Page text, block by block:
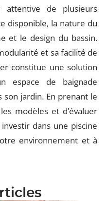
attentive de plusieurs
disponible, la nature du
et le design du bassin.
et sa facilité de
constitue une solution
espace de baignade
jardin. En prenant le
modèles et d’évaluer
dans une piscine
environnement et à